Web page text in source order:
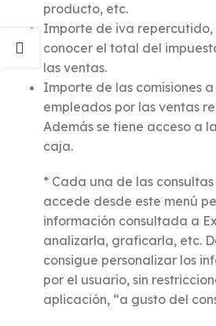
producto, etc.
Importe de iva
conocer el total del
las ventas.
Importe de las comisiones
empleados por las ventas
Además se tiene acceso a
caja.
* Cada una de las
accede desde este menú
información consultada a
analizarla, graficarla, etc.
consigue personalizar los
por el usuario, sin
aplicación, “a gusto del